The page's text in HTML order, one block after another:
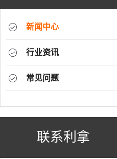
新闻中心
行业资讯
常见问题
联系利拿